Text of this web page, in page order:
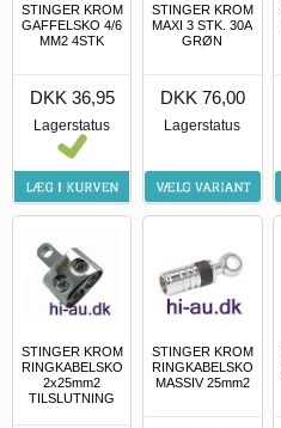
STINGER KROM
GAFFELSKO 4/6
MM2 4STK
DKK 36,95
Lagerstatus
STINGER KROM
MAXI 3 STK. 30A
GRØN
DKK 76,00
Lagerstatus
STINGER KROM
RINGKABELSKO
2x25mm2
TILSLUTNING
STINGER KROM
RINGKABELSKO
MASSIV 25mm2